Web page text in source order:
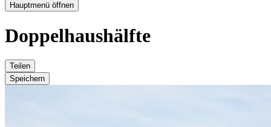
Hauptmenü öffnen
Doppelhaushälfte
Teilen
Speichern